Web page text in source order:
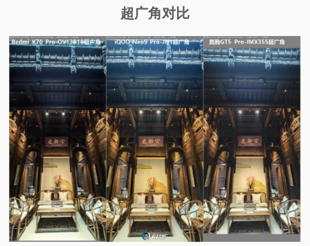
超广角对比